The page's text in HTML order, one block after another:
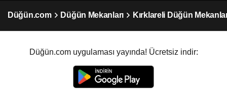
Düğün.com Düğün Mekanları Kırklareli Düğün
Düğün.com uygulaması yayında! Ücretsiz indir: